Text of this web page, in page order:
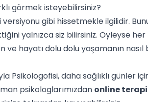
görmek isteyebilirsiniz?
gibi hissetmekle ilgilidir.
yalnızca siz bilirsiniz. Öyleyse
ve hayatı dolu dolu yaşamanın
Psikologofisi, daha sağlıklı günler
psikologlarımızdan online terapi